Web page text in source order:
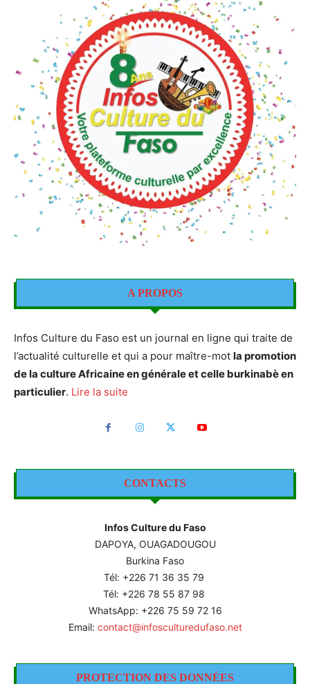
A PROPOS
Infos Culture du Faso est un journal en ligne qui traite de
l’actualité culturelle et qui a pour maître-mot la promotion
de la culture Africaine en générale et celle burkinabè en
particulier. Lire la suite
CONTACTS
Infos Culture du Faso
DAPOYA, OUAGADOUGOU
Burkina Faso
Tél: +226 71 36 35 79
Tél: +226 78 55 87 98
WhatsApp: +226 75 59 72 16
Email: contact@infosculturedufaso.net
PROTECTION DES DONNÉES